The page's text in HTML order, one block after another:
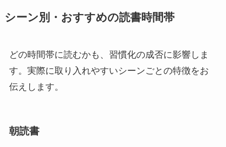
シーン別・おすすめの読書時間帯
どの時間帯に読むかも、習慣化の成否に影響しま
す。実際に取り入れやすいシーンごとの特徴をお
伝えします。
朝読書